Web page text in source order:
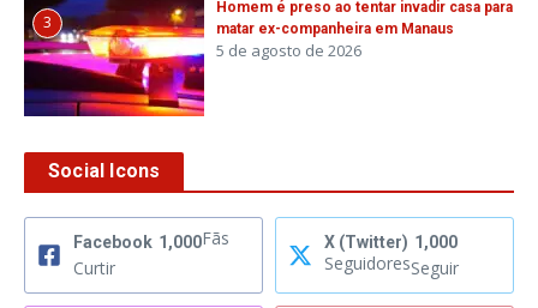
3
Homem é preso ao tentar invadir casa para
matar ex-companheira em Manaus
5 de agosto de 2026
Social Icons
Facebook 1,000Fãs
Curtir
X (Twitter) 1,000
SeguidoresSeguir